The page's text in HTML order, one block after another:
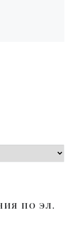
ПО ЭЛ.